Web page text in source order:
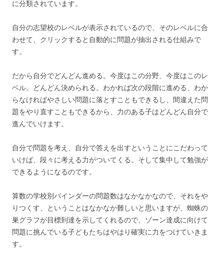
に分類されています。
自分の志望校のレベルが表示されているので、そのレベルに合
わせて、クリックすると自動的に問題が抽出される仕組みで
す。
だから自分でどんどん進める。今度はこの分野、今度はこのレ
ベル。どんどん決められる。わかれば次の段階に進める、わか
らなければやさしい問題に落とすこともできるし、間違えた問
題をやり直すこともできるから、力のある子はどんどん自分で
進んでいけます。
自分で問題を考え、自分で答えを出すということにこだわって
いけば、段々に考える力がついてくる。そして集中して勉強が
できるようになるのです。
算数の学校別バインダーの問題数はなかなかなので、それをや
りつくす、ということはなかなか難しいと思いますが、蜘蛛の
巣グラフが目標到達を示してくれるので、ゾーン達成に向けて
問題に挑んでいる子どもたちはやはり確実に力をつけていきま
す。